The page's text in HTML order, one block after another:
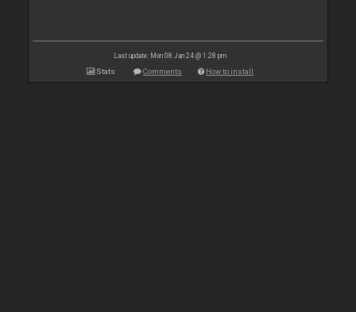
Last update: Mon 08 Jan 24 @ 1:28 pm
Stats Comments How to install